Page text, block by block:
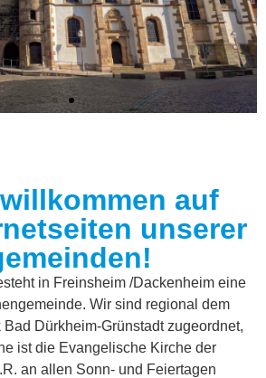
vom 06.08.2026
was da lebet im Osten wie im Westen.
Psalm 65,9
sich mit seinem ganzen Hause, dass
an Gott gekommen war.
Apostelgeschichte 16,34
auf
unserer
in Freinsheim /Dackenheim eine
Wir sind regional dem
Dürkheim-Grünstadt zugeordnet,
ist die Evangelische Kirche der
an allen Sonn- und Feiertagen